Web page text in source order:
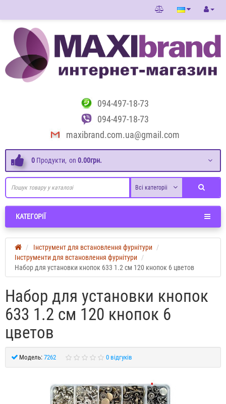
094-497-18-73
094-497-18-73
maxibrand.com.ua@gmail.com
0 Продукти, on 0.00грн.
Всі категоріі
КАТЕГОРІЇ
Інструмент для встановлення фурнітури
Інструменти для встановлення фурнітури
Набор для установки кнопок 633 1.2 см 120 кнопок 6 цветов
Набор для установки кнопок
633 1.2 см 120 кнопок 6
цветов
Модель: 7262 0 відгуків